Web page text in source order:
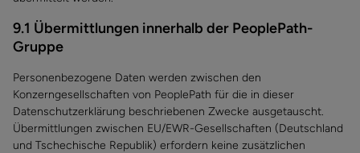
9.1 Übermittlungen innerhalb der PeoplePath-
Gruppe
Personenbezogene Daten werden zwischen den
Konzerngesellschaften von PeoplePath für die in dieser
Datenschutzerklärung beschriebenen Zwecke ausgetauscht.
Übermittlungen zwischen EU/EWR-Gesellschaften (Deutschland
und Tschechische Republik) erfordern keine zusätzlichen